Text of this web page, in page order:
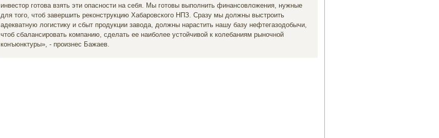
инвестор готова взять эти опасности на себя. Мы готовы выполнить финансовложения, нужные
для того, чтоб завершить реконструкцию Хабаровского НПЗ. Сразу мы должны выстроить
адекватную логистику и сбыт продукции завода, должны нарастить нашу базу нефтегазодобычи,
чтоб сбалансировать компанию, сделать ее наиболее устойчивой к колебаниям рыночной
конъюнктуры», - произнес Бажаев.